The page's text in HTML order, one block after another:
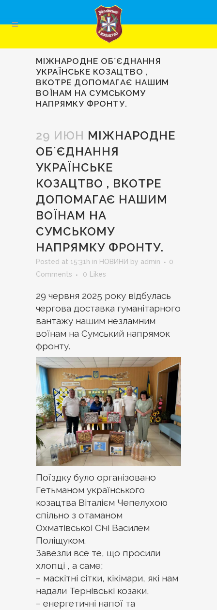
МІЖНАРОДНЕ ОБʼЄДНАННЯ
УКРАЇНСЬКЕ КОЗАЦТВО ,
ВКОТРЕ ДОПОМАГАЄ НАШИМ
ВОЇНАМ НА СУМСЬКОМУ
НАПРЯМКУ ФРОНТУ.
29 ИЮН МІЖНАРОДНЕ
ОБʼЄДНАННЯ
УКРАЇНСЬКЕ
КОЗАЦТВО , ВКОТРЕ
ДОПОМАГАЄ НАШИМ
ВОЇНАМ НА
СУМСЬКОМУ
НАПРЯМКУ ФРОНТУ.
Posted at 15:31h in НОВИНИ by admin
0
Comments
0 Likes
29 червня 2025 року відбулась
чергова доставка гуманітарного
вантажу нашим незламним
воїнам на Сумський напрямок
фронту.
Поїздку було організовано
Гетьманом українського
козацтва Віталієм Чепелухою
спільно з отаманом
Охматівськоі Січі Василем
Поліщуком.
Завезли все те, що просили
хлопці , а саме;
– маскітні сітки, кікімари, які нам
надали Тернівські козаки,
– енергетичні напої та